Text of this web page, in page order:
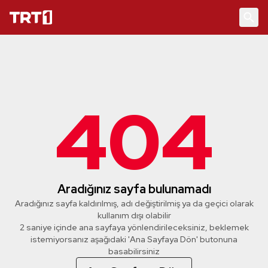
404
Aradığınız sayfa bulunamadı
Aradığınız sayfa kaldırılmış, adı değiştirilmiş ya da geçici olarak
kullanım dışı olabilir
2 saniye içinde ana sayfaya yönlendirileceksiniz, beklemek
istemiyorsanız aşağıdaki 'Ana Sayfaya Dön' butonuna
basabilirsiniz